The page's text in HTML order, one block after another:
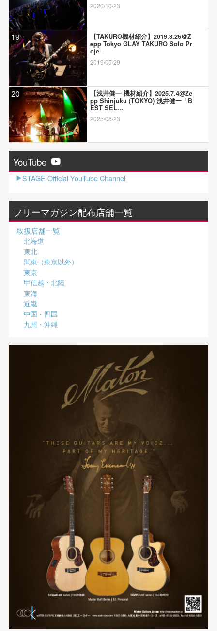
2020/10/23
19
【TAKURO機材紹介】2019.3.26＠Z
epp Tokyo GLAY TAKURO Solo Pr
oje...
2019/05/29
20
【浅井健一 機材紹介】2025.7.4@Ze
pp Shinjuku (TOKYO) 浅井健一「B
EST SEL...
2025/08/23
YouTube
STAGE Official YouTube Channel
フリーマガジン配布店舗一覧
取扱店舗一覧
北海道
東北
関東（東京以外）
東京
甲信越・北陸
東海
近畿
中国・四国
九州・沖縄